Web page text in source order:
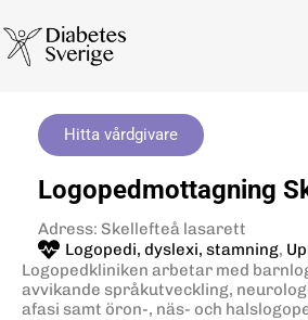
Hitta vårdgivare
Logopedmottagning
Adress: Skellefteå lasarett
Logopedi, dyslexi, stamning,
Logopedkliniken arbetar med
avvikande språkutveckling,
afasi samt öron-, näs- och